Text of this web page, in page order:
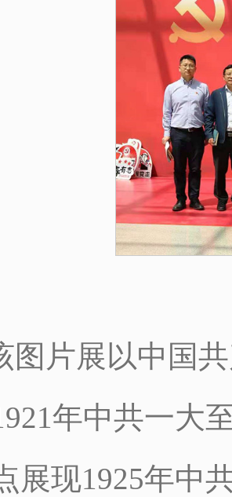
图片展以中国
年中共一大
展现1925年中